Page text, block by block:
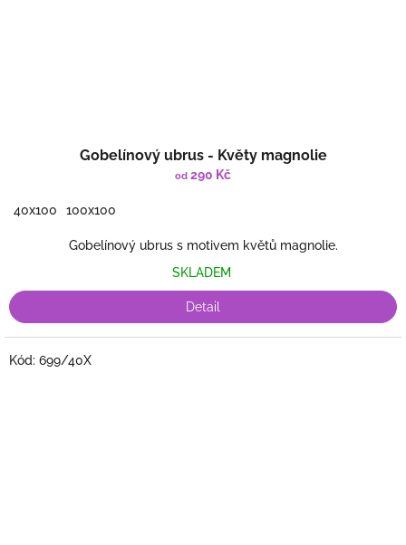
Gobelínový ubrus - Květy magnolie
od 290 Kč
40x100 100x100
Gobelínový ubrus s motivem květů magnolie.
SKLADEM
Detail
Kód: 699/40X